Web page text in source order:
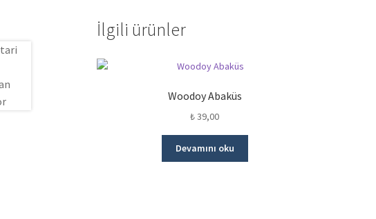
İlgili ürünler
Woodoy Abaküs
₺39,00
Devamını oku